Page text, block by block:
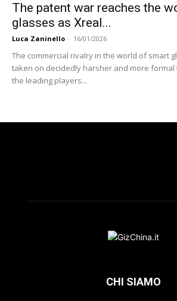
The patent war reaches the
glasses as Xreal...
Luca Zaninello - 16/01/2026
The commercial rivalry in the world of smart
taken on decidedly harsher and more formal
the leading players...
CHI SIAMO